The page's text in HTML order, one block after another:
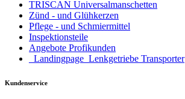
TRISCAN Universalmanschetten
Zünd - und Glühkerzen
Pflege - und Schmiermittel
Inspektionsteile
Angebote Profikunden
_Landingpage_Lenkgetriebe Transporter
Kundenservice